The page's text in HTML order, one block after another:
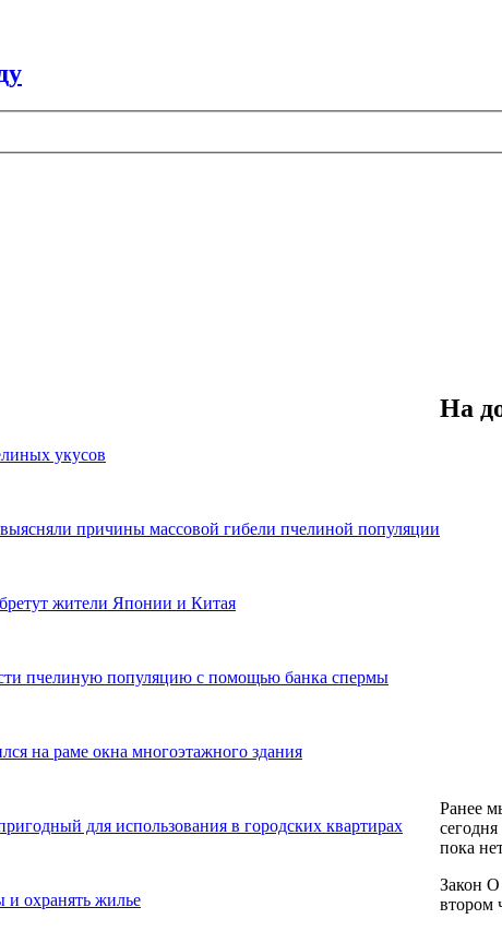
укусов
причины массовой гибели пчелиной популяции
жители Японии и Китая
пчелиную популяцию с помощью банка спермы
на раме окна многоэтажного здания
для использования в городских квартирах
и охранять жилье
На
Ранее
пока
Закон О
втором